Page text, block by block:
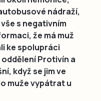
nádraží,
s negativním
že má muž
ke spolupráci
Protivín a
když se jim ve
muže vypátrat u